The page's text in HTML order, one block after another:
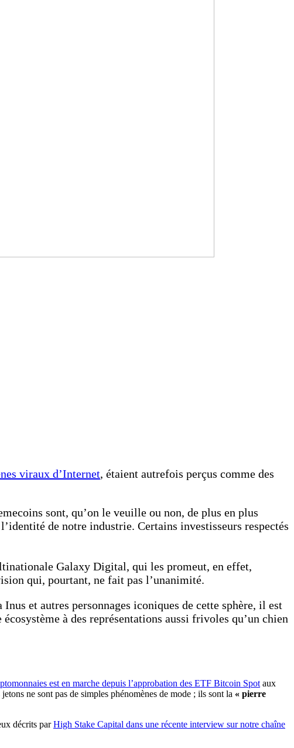
viraux d’Internet, étaient autrefois perçus comme des
sont, qu’on le veuille ou non, de plus en plus
de notre industrie. Certains investisseurs respectés
Galaxy Digital, qui les promeut, en effet,
qui, pourtant, ne fait pas l’unanimité.
et autres personnages iconiques de cette sphère, il est
à des représentations aussi frivoles qu’un chien
est en marche depuis l’approbation des ETF Bitcoin Spot aux
ne sont pas de simples phénomènes de mode ; ils sont la « pierre
décrits parHigh Stake Capital dans une récente interview sur notre chaîne